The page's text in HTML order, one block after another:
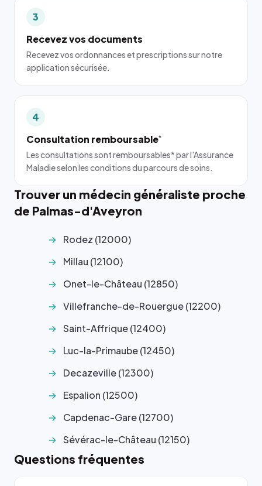
3
Recevez vos documents
Recevez vos ordonnances et prescriptions sur notre
application sécurisée.
4
Consultation remboursable*
Les consultations sont remboursables* par l'Assurance
Maladie selon les conditions du parcours de soins.
Trouver un médecin généraliste proche
de Palmas-d'Aveyron
Rodez (12000)
Millau (12100)
Onet-le-Château (12850)
Villefranche-de-Rouergue (12200)
Saint-Affrique (12400)
Luc-la-Primaube (12450)
Decazeville (12300)
Espalion (12500)
Capdenac-Gare (12700)
Sévérac-le-Château (12150)
Questions fréquentes